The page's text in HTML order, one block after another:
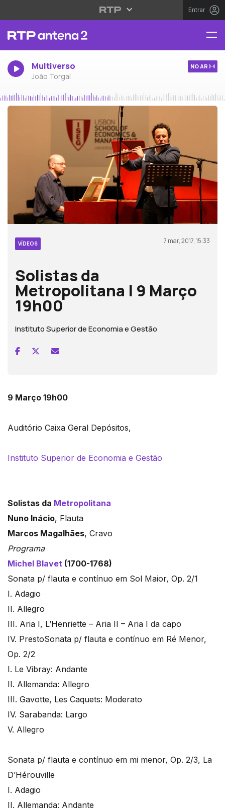
Entrar
Multiverso
João Torgal
NO AR
VÍDEOS 7 mar, 2017, 15:33
Solistas da
Metropolitana | 9 Março
19h00
Instituto Superior de Economia e Gestão
9 Março 19h00
Auditório Caixa Geral Depósitos,
Instituto Superior de Economia e Gestão
Solistas da Metropolitana
Nuno Inácio, Flauta
Marcos Magalhães, Cravo
Programa
Michel Blavet (1700-1768)
Sonata p/ flauta e contínuo em Sol Maior, Op. 2/1
I. Adagio
II. Allegro
III. Aria I, L’Henriette – Aria II – Aria I da capo
IV. PrestoSonata p/ flauta e contínuo em Ré Menor,
Op. 2/2
I. Le Vibray: Andante
II. Allemanda: Allegro
III. Gavotte, Les Caquets: Moderato
IV. Sarabanda: Largo
V. Allegro
Sonata p/ flauta e contínuo em mi menor, Op. 2/3, La
D’Hérouville
I. Adagio
II. Allemanda: Andante